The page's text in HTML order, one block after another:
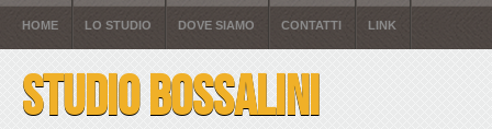
HOME LO STUDIO DOVE SIAMO CONTATTI LINK
STUDIO BOSSALINI